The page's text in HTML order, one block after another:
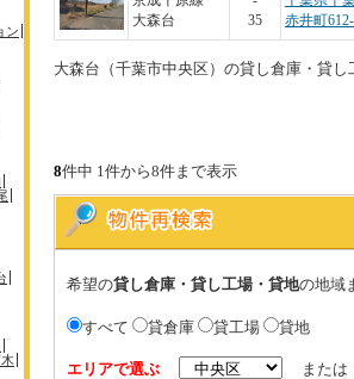
ン
大森台
35
赤井町
大森台（千葉市中央区）の貸し倉庫・貸し
8件中 1件から8件まで表示
希望の貸し倉庫・貸し工場・貸地の地域
すべて 貸倉庫 貸工場 貸地
エリアで選ぶ また